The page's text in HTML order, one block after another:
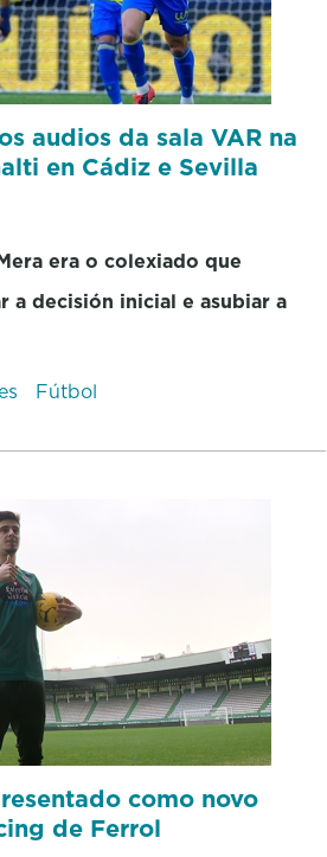
audios da sala VAR na
en Cádiz e Sevilla
era o colexiado que
a decisión inicial e asubiar a
Fútbol
como novo
de Ferrol